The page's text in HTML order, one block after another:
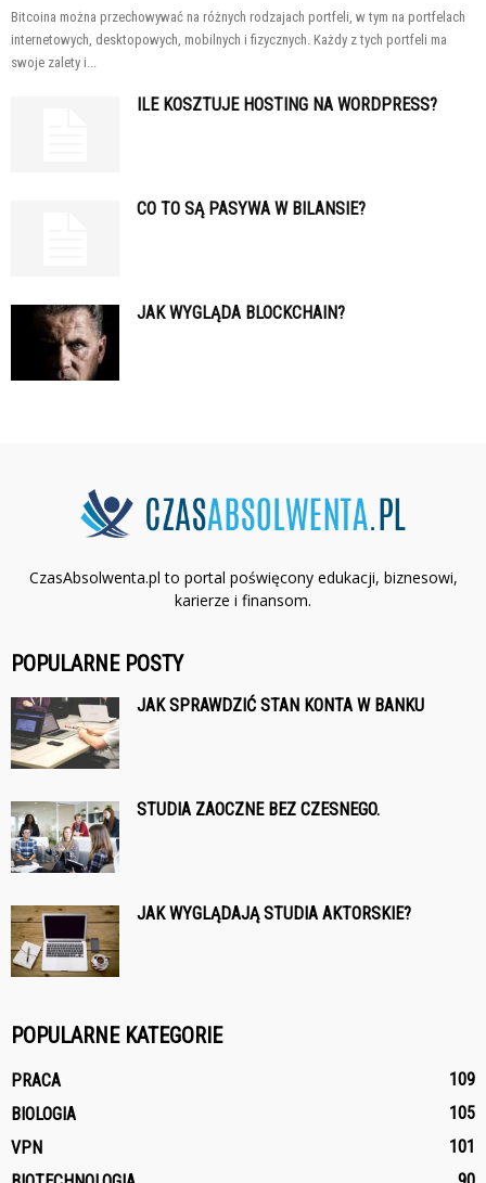
Bitcoina można przechowywać na różnych rodzajach portfeli, w tym na portfelach
internetowych, desktopowych, mobilnych i fizycznych. Każdy z tych portfeli ma
swoje zalety i...
ILE KOSZTUJE HOSTING NA WORDPRESS?
CO TO SĄ PASYWA W BILANSIE?
JAK WYGLĄDA BLOCKCHAIN?
CzasAbsolwenta.pl to portal poświęcony edukacji, biznesowi,
karierze i finansom.
POPULARNE POSTY
JAK SPRAWDZIĆ STAN KONTA W BANKU
STUDIA ZAOCZNE BEZ CZESNEGO.
JAK WYGLĄDAJĄ STUDIA AKTORSKIE?
POPULARNE KATEGORIE
PRACA
109
BIOLOGIA
105
VPN
101